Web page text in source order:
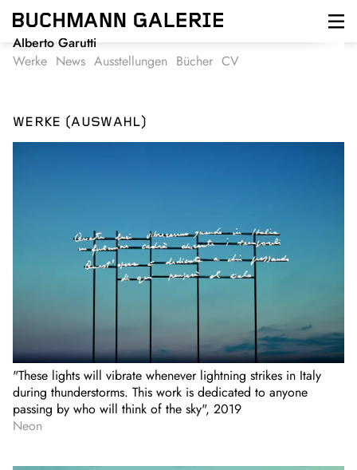
Direkt
zum
Inhalt
Alberto Garutti
Werke News Ausstellungen Bücher CV
WERKE (AUSWAHL)
"These lights will vibrate whenever lightning strikes in Italy
during thunderstorms. This work is dedicated to anyone
passing by who will think of the sky", 2019
Neon